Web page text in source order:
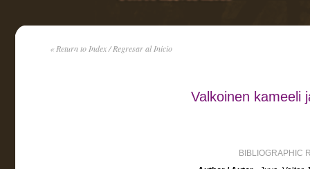
« Return to Index / Regresar al Inicio
Valkoinen kameeli
BIBLIOGRAPHIC